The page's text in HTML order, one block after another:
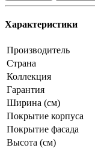
Характеристики
Производитель
Страна
Коллекция
Гарантия
Ширина (см)
Покрытие корпуса
Покрытие фасада
Высота (см)